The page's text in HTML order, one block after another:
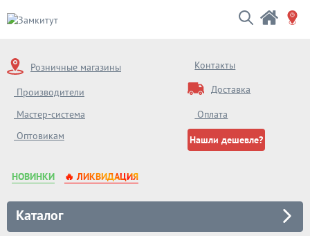
Розничные магазины
Производители
Мастер-система
Оптовикам
Контакты
Доставка
Оплата
Нашли дешевле?
НОВИНКИ 🔥 ЛИКВИДАЦИЯ
Каталог